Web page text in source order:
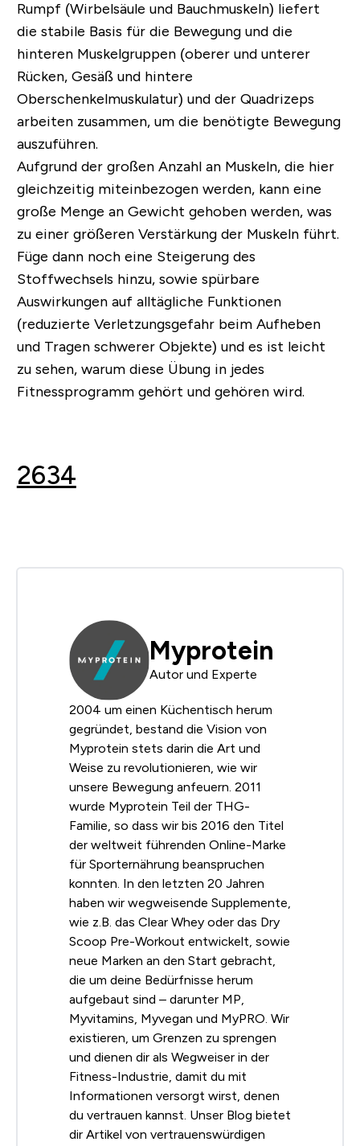
Rumpf (Wirbelsäule und Bauchmuskeln) liefert
die stabile Basis für die Bewegung und die
hinteren Muskelgruppen (oberer und unterer
Rücken, Gesäß und hintere
Oberschenkelmuskulatur) und der Quadrizeps
arbeiten zusammen, um die benötigte Bewegung
auszuführen.
Aufgrund der großen Anzahl an Muskeln, die hier
gleichzeitig miteinbezogen werden, kann eine
große Menge an Gewicht gehoben werden, was
zu einer größeren Verstärkung der Muskeln führt.
Füge dann noch eine Steigerung des
Stoffwechsels hinzu, sowie spürbare
Auswirkungen auf alltägliche Funktionen
(reduzierte Verletzungsgefahr beim Aufheben
und Tragen schwerer Objekte) und es ist leicht
zu sehen, warum diese Übung in jedes
Fitnessprogramm gehört und gehören wird.
2634
Myprotein
Autor und Experte
2004 um einen Küchentisch herum
gegründet, bestand die Vision von
Myprotein stets darin die Art und
Weise zu revolutionieren, wie wir
unsere Bewegung anfeuern. 2011
wurde Myprotein Teil der THG-
Familie, so dass wir bis 2016 den Titel
der weltweit führenden Online-Marke
für Sporternährung beanspruchen
konnten. In den letzten 20 Jahren
haben wir wegweisende Supplemente,
wie z.B. das Clear Whey oder das Dry
Scoop Pre-Workout entwickelt, sowie
neue Marken an den Start gebracht,
die um deine Bedürfnisse herum
aufgebaut sind – darunter MP,
Myvitamins, Myvegan und MyPRO. Wir
existieren, um Grenzen zu sprengen
und dienen dir als Wegweiser in der
Fitness-Industrie, damit du mit
Informationen versorgt wirst, denen
du vertrauen kannst. Unser Blog bietet
dir Artikel von vertrauenswürdigen